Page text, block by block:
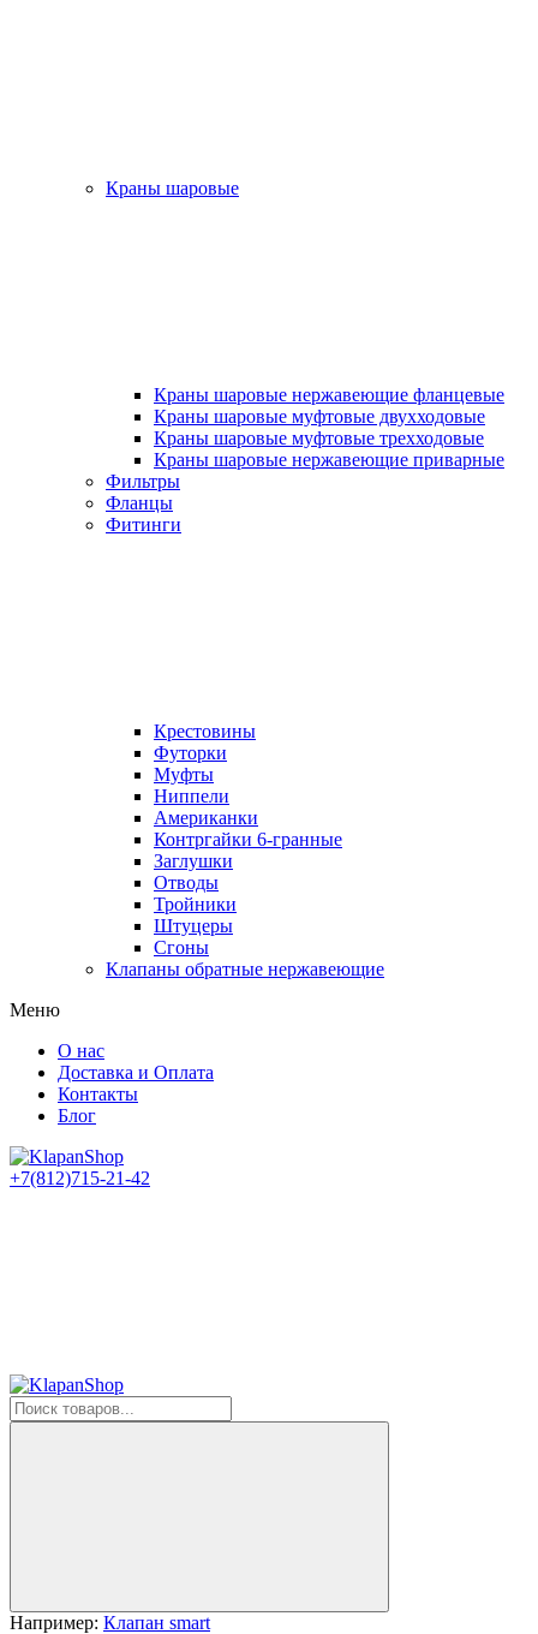
Краны шаровые
Краны шаровые нержавеющие фланцевые
Краны шаровые муфтовые двухходовые
Краны шаровые муфтовые трехходовые
Краны шаровые нержавеющие приварные
Фильтры
Фланцы
Фитинги
Крестовины
Футорки
Муфты
Ниппели
Американки
Контргайки 6-гранные
Заглушки
Отводы
Тройники
Штуцеры
Сгоны
Клапаны обратные нержавеющие
Меню
О нас
Доставка и Оплата
Контакты
Блог
+7(812)715-21-42
Например: Клапан smart